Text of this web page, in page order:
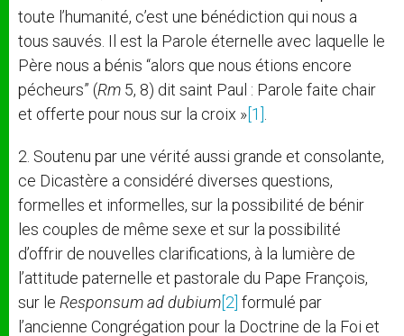
toute l’humanité, c’est une bénédiction qui nous a
tous sauvés. Il est la Parole éternelle avec laquelle le
Père nous a bénis “alors que nous étions encore
pécheurs” (Rm 5, 8) dit saint Paul : Parole faite chair
et offerte pour nous sur la croix » [1]
2. Soutenu par une vérité aussi grande et consolante,
ce Dicastère a considéré diverses questions,
formelles et informelles, sur la possibilité de bénir
les couples de même sexe et sur la possibilité
d’offrir de nouvelles clarifications, à la lumière de
l’attitude paternelle et pastorale du Pape François,
sur le Responsum ad dubium [2] formulé par
l’ancienne Congrégation pour la Doctrine de la Foi et